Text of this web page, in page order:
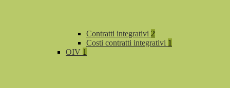
Contratti integrativi 2
Costi contratti integrativi 1
OIV 1